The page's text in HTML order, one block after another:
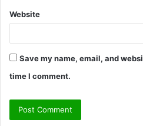
Website
Save my name, email, and
time I comment.